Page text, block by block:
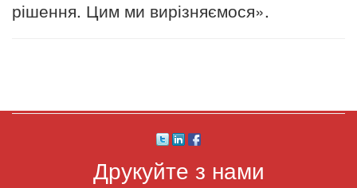
рішення. Цим ми вирізняємося».
Друкуйте з нами